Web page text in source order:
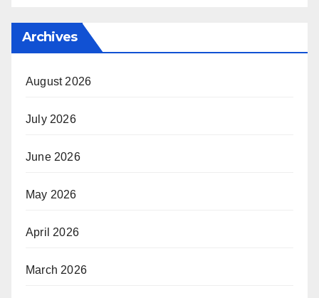
Archives
August 2026
July 2026
June 2026
May 2026
April 2026
March 2026